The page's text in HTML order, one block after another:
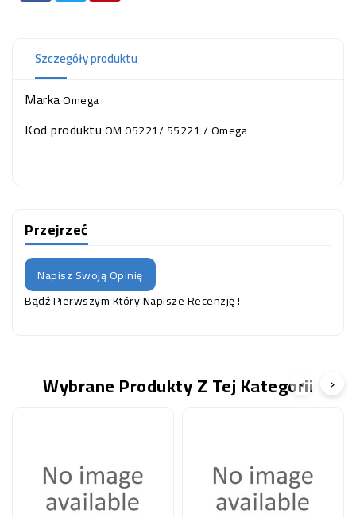
Szczegóły produktu
MarkaOmega
Kod produktuOM 05221/ 55221 / Omega
Przejrzeć
Napisz Swoją Opinię
Bądź Pierwszym Który Napisze Recenzję !
Wybrane Produkty Z Tej Kategorii
‹ ›